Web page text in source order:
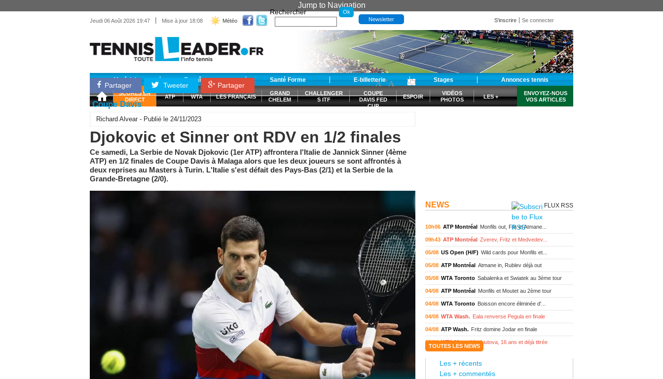
Jump to Navigation
Jeudi 06 Août 2026 19:47 | Mise à jour 18:08 Météo
Rechercher
Newsletter S'inscrire Se connecter
Matériel Entraînement Santé Forme E-billetterie Stages Annonces tennis
SCORES EN
DIRECT
ATP WTA LES FRANÇAIS
GRAND
CHELEM
CHALLENGER
S ITF
COUPE
DAVIS FED
CUP
ESPOIR
VIDÉOS
PHOTOS
LES +
ENVOYEZ-NOUS
VOS ARTICLES
Partager Tweeter Partager
-A +A
Coupe Davis
Richard Alvear - Publié le 24/11/2023
Djokovic et Sinner ont RDV en 1/2 finales
Ce samedi, La Serbie de Novak Djokovic (1er ATP) affrontera l'Italie de Jannick Sinner (4ème
ATP) en 1/2 finales de Coupe Davis à Malaga alors que les deux joueurs se sont affrontés à
deux reprises au Masters à Turin. L'Italie s'est défait des Pays-Bas (2/1) et la Serbie de la
Grande-Bretagne (2/0).
NEWS FLUX RSS
10h06 ATP Montréal Monfils out, Fils et Atmane...
09h43 ATP Montréal Zverev, Fritz et Medvedev...
05/08 US Open (H/F) Wild cards pour Monfils et...
05/08 ATP Montréal Atmane in, Rublev déjà out
05/08 WTA Toronto Sabalenka et Swiatek au 3ème tour
04/08 ATP Montréal Monfils et Moutet au 2ème tour
04/08 WTA Toronto Boisson encore éliminée d'...
04/08 WTA Wash. Eala renverse Pegula en finale
04/08 ATP Wash. Fritz domine Jodar en finale
03/08 WTA Memphis Liutova, 16 ans et déjà titrée
ATP Los Cabos
TOUTES LES NEWS
Les + récents
Les + commentés